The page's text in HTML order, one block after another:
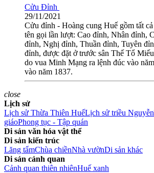
Cửu Đỉnh
29/11/2021
Cửu đỉnh - Hoàng cung Huế gồm tất
tên gọi lần lượt: Cao đỉnh, Nhân đỉnh,
đỉnh, Nghị đỉnh, Thuần đỉnh, Tuyên
đỉnh, được đặt ở trước sân Thế Tổ
do vua Minh Mạng ra lệnh đúc vào
vào năm 1837.
close
Lịch sử
Lịch sử Thừa Thiên HuếLịch sử triều Nguyễn
giáoPhong tục - Tập quán
Di sản văn hóa vật thể
Di sản kiến trúc
Lăng tẩmChùa chiềnNhà vườnDi sản khác
Di sản cảnh quan
Cảnh quan thiên nhiênHuế xanh